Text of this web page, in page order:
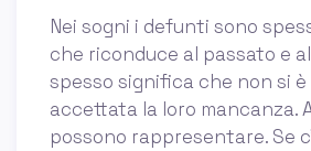
Nei sogni i defunti sono
che riconduce al passato e
spesso significa che non si
accettata la loro mancanza.
possono rappresentare. Se